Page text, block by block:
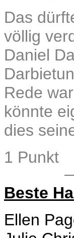
Das
völlig
Daniel
Rede
könnte
dies
1 Punkt
Beste
Ellen